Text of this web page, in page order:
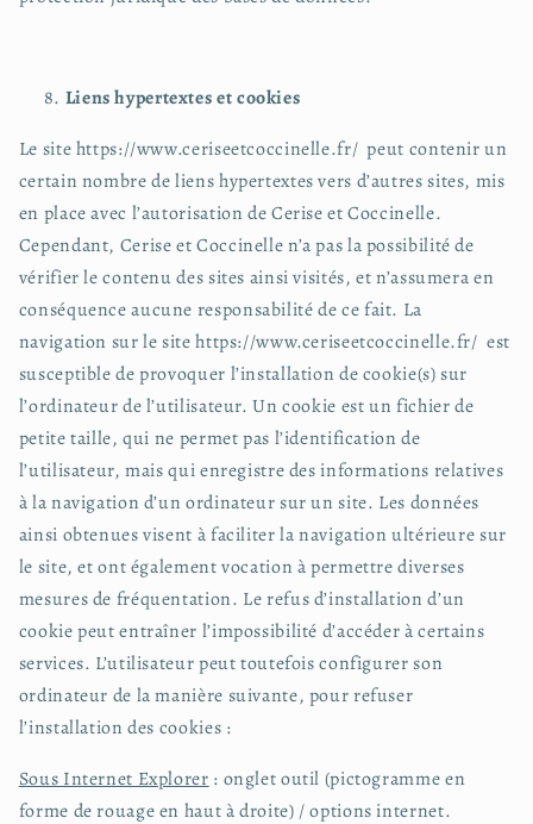
Liens hypertextes et cookies
Le site https://www.ceriseetcoccinelle.fr/ peut contenir un
certain nombre de liens hypertextes vers d’autres sites, mis
en place avec l’autorisation de Cerise et Coccinelle.
Cependant, Cerise et Coccinelle n’a pas la possibilité de
vérifier le contenu des sites ainsi visités, et n’assumera en
conséquence aucune responsabilité de ce fait. La
navigation sur le site https://www.ceriseetcoccinelle.fr/ est
susceptible de provoquer l’installation de cookie(s) sur
l’ordinateur de l’utilisateur. Un cookie est un fichier de
petite taille, qui ne permet pas l’identification de
l’utilisateur, mais qui enregistre des informations relatives
à la navigation d’un ordinateur sur un site. Les données
ainsi obtenues visent à faciliter la navigation ultérieure sur
le site, et ont également vocation à permettre diverses
mesures de fréquentation. Le refus d’installation d’un
cookie peut entraîner l’impossibilité d’accéder à certains
services. L’utilisateur peut toutefois configurer son
ordinateur de la manière suivante, pour refuser
l’installation des cookies :
Sous Internet Explorer : onglet outil (pictogramme en
forme de rouage en haut à droite) / options internet.